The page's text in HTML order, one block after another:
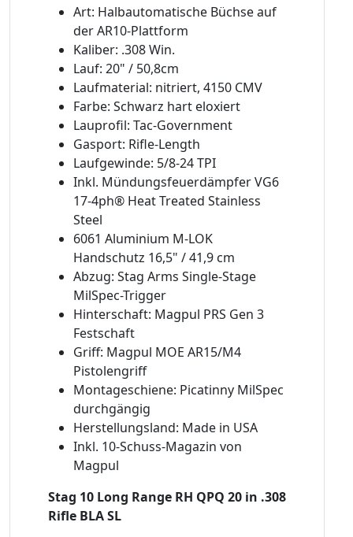
Art: Halbautomatische Büchse auf
der AR10-Plattform
Kaliber: .308 Win.
Lauf: 20" / 50,8cm
Laufmaterial: nitriert, 4150 CMV
Farbe: Schwarz hart eloxiert
Lauprofil: Tac-Government
Gasport: Rifle-Length
Laufgewinde: 5/8-24 TPI
Inkl. Mündungsfeuerdämpfer VG6
17-4ph® Heat Treated Stainless
Steel
6061 Aluminium M-LOK
Handschutz 16,5" / 41,9 cm
Abzug: Stag Arms Single-Stage
MilSpec-Trigger
Hinterschaft: Magpul PRS Gen 3
Festschaft
Griff: Magpul MOE AR15/M4
Pistolengriff
Montageschiene: Picatinny MilSpec
durchgängig
Herstellungsland: Made in USA
Inkl. 10-Schuss-Magazin von
Magpul
Stag 10 Long Range RH QPQ 20 in .308
Rifle BLA SL